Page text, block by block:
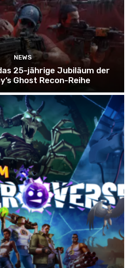
NEWS
25-jährige Jubiläum der
Ghost Recon-Reihe